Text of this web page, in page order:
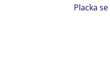
Placka